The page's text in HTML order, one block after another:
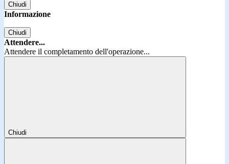
Chiudi
Informazione
Chiudi
Attendere...
Attendere il completamento dell'operazione...
Chiudi